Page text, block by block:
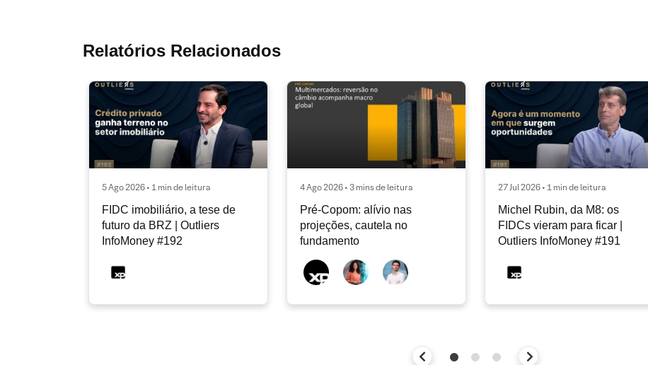
Relatórios Relacionados
5 Ago 2026 • 1 min de leitura
FIDC imobiliário, a tese de
futuro da BRZ | Outliers
InfoMoney #192
4 Ago 2026 • 3 mins de leitura
Pré-Copom: alívio nas
projeções, cautela no
fundamento
27 Jul 2026 • 1 min de leitura
Michel Rubin, da M8: os
FIDCs vieram para ficar |
Outliers InfoMoney #191